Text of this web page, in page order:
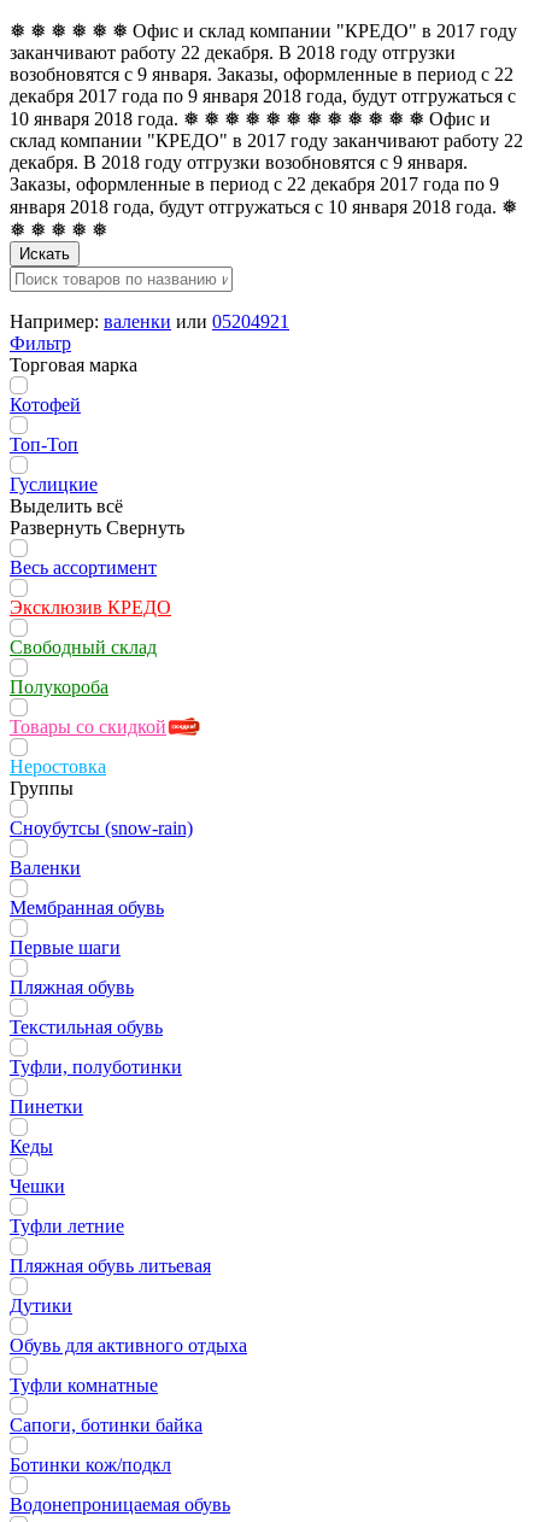
❅ ❅ ❅ ❅ ❅ ❅ Офис и склад компании "КРЕДО" в 2017 году
заканчивают работу 22 декабря. В 2018 году отгрузки
возобновятся с 9 января. Заказы, оформленные в период с 22
декабря 2017 года по 9 января 2018 года, будут отгружаться с
10 января 2018 года. ❅ ❅ ❅ ❅ ❅ ❅ ❅ ❅ ❅ ❅ ❅ ❅ Офис и
склад компании "КРЕДО" в 2017 году заканчивают работу 22
декабря. В 2018 году отгрузки возобновятся с 9 января.
Заказы, оформленные в период с 22 декабря 2017 года по 9
января 2018 года, будут отгружаться с 10 января 2018 года. ❅
❅ ❅ ❅ ❅ ❅
Искать
Например: валенки или 05204921
Фильтр
Торговая марка
Котофей
Топ-Топ
Гуслицкие
Выделить всё
Развернуть Свернуть
Весь ассортимент
Эксклюзив КРЕДО
Свободный склад
Полукороба
Товары со скидкой
Неростовка
Группы
Сноубутсы (snow-rain)
Валенки
Мембранная обувь
Первые шаги
Пляжная обувь
Текстильная обувь
Туфли, полуботинки
Пинетки
Кеды
Чешки
Туфли летние
Пляжная обувь литьевая
Дутики
Обувь для активного отдыха
Туфли комнатные
Сапоги, ботинки байка
Ботинки кож/подкл
Водонепроницаемая обувь